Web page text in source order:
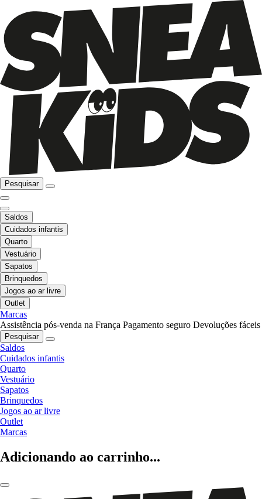
Pesquisar
Saldos
Cuidados infantis
Quarto
Vestuário
Sapatos
Brinquedos
Jogos ao ar livre
Outlet
Marcas
Assistência pós-venda na França Pagamento seguro Devoluções fáceis
Pesquisar
Saldos
Cuidados infantis
Quarto
Vestuário
Sapatos
Brinquedos
Jogos ao ar livre
Outlet
Marcas
Adicionando ao carrinho...